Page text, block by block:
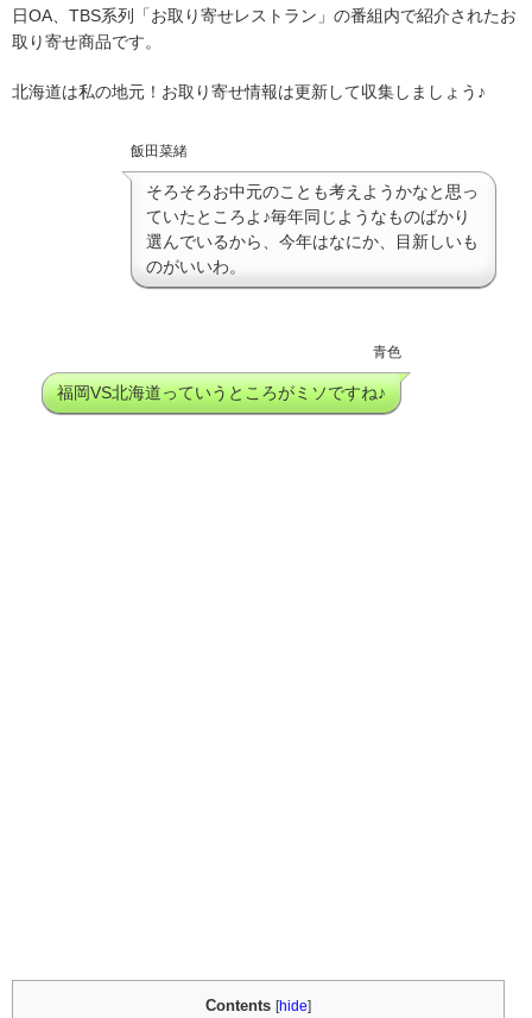
日OA、TBS系列「お取り寄せレストラン」の番組内で紹介されたお
取り寄せ商品です。
北海道は私の地元！お取り寄せ情報は更新して収集しましょう♪
飯田菜緒
そろそろお中元のことも考えようかなと思っ
ていたところよ♪毎年同じようなものばかり
選んでいるから、今年はなにか、目新しいも
のがいいわ。
青色
福岡VS北海道っていうところがミソですね♪
Contents [hide]